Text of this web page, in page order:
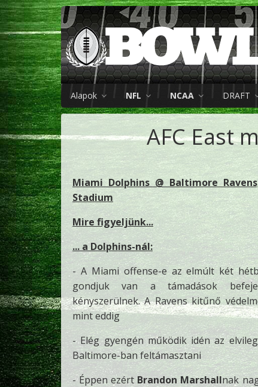
Alapok NFL NCAA DRAFT
AFC East
Miami Dolphins @ Baltimore
Stadium
Mire figyeljünk...
... a Dolphins-nál:
- A Miami offense-e az elmúlt két
gondjuk van a támadások
kényszerülnek. A Ravens kitűnő
mint eddig
- Elég gyengén működik idén az
Baltimore-ban feltámasztani
- Éppen ezértBrandon Marshallnak